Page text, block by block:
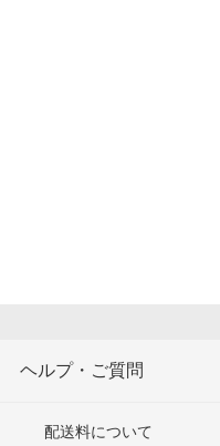
ヘルプ・ご質問
配送料について